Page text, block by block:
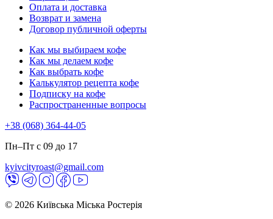
Оплата и доставка
Возврат и замена
Договор публичной оферты
Как мы выбираем кофе
Как мы делаем кофе
Как выбрать кофе
Калькулятор рецепта кофе
Подписку на кофе
Распространенные вопросы
+38 (068) 364-44-05
Пн–Пт с 09 до 17
kyivcityroast@gmail.com
© 2026 Київська Міська Ростерія